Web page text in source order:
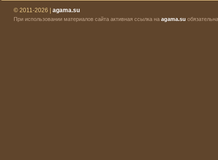
© 2011-2026 | agama.su
При использовании материалов сайта активная ссылка на agama.su